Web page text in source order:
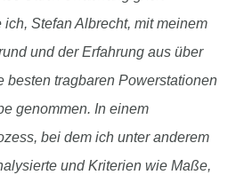
Stefan Albrecht, mit meinem
und der Erfahrung aus über
besten tragbaren Powerstationen
genommen. In einem
bei dem ich unter anderem
und Kriterien wie Maße,